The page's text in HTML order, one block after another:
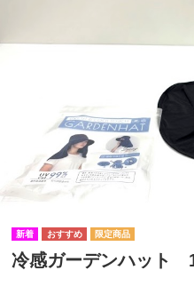
冷感ガーデンハット